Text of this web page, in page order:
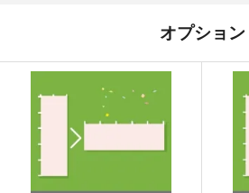
オプション